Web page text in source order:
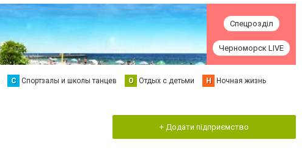
Спецрозділ
Черноморск LIVE
С Спортзалы и школы танцев О Отдых с детьми Н Ночная жизнь
+ Додати підприємство